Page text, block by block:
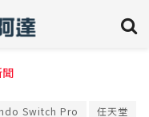
Switch Pro 任天堂